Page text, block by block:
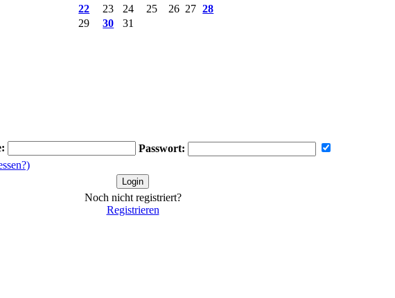
22
23 24 25 26 27 28
29
30 31
Passwort:
Noch nicht registriert?
Registrieren